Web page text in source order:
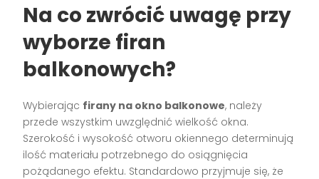
Na co zwrócić uwagę przy
wyborze firan
balkonowych?
Wybierając firany na okno balkonowe, należy
przede wszystkim uwzględnić wielkość okna.
Szerokość i wysokość otworu okiennego determinują
ilość materiału potrzebnego do osiągnięcia
pożądanego efektu. Standardowo przyjmuje się, że